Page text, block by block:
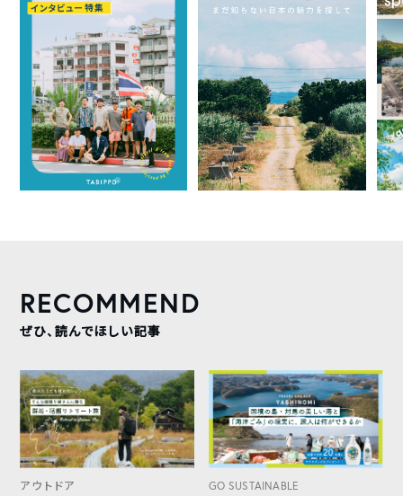
RECOMMEND
ぜひ、読んでほしい記事
アウトドア GO SUSTAINABLE